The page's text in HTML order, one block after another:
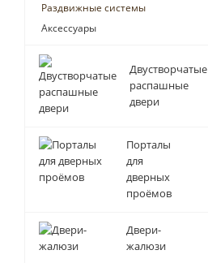
Раздвижные системы
Аксессуары
Двустворчатые
распашные
двери
Порталы
для
дверных
проёмов
Двери-
жалюзи